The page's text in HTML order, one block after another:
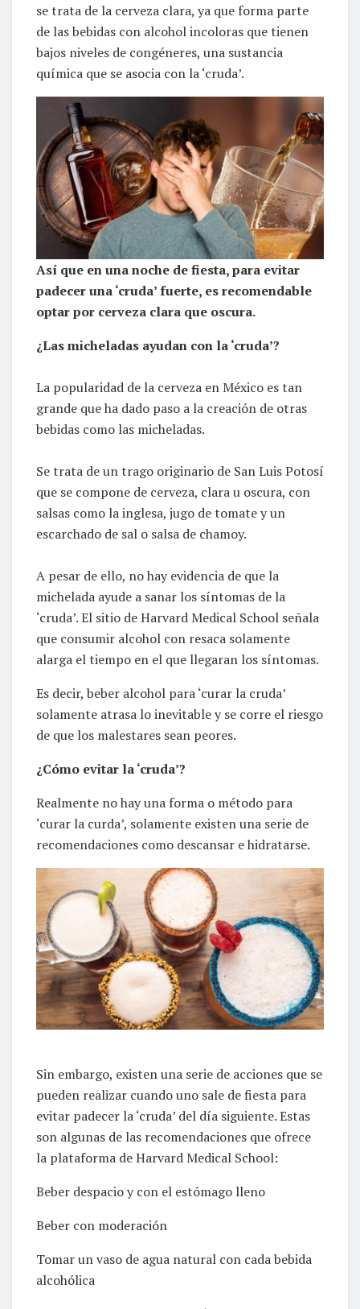
se trata de la cerveza clara, ya que forma parte
de las bebidas con alcohol incoloras que tienen
bajos niveles de congéneres, una sustancia
química que se asocia con la ‘cruda’.
Así que en una noche de fiesta, para evitar
padecer una ‘cruda’ fuerte, es recomendable
optar por cerveza clara que oscura.
¿Las micheladas ayudan con la ‘cruda’?
La popularidad de la cerveza en México es tan
grande que ha dado paso a la creación de otras
bebidas como las micheladas.
Se trata de un trago originario de San Luis Potosí
que se compone de cerveza, clara u oscura, con
salsas como la inglesa, jugo de tomate y un
escarchado de sal o salsa de chamoy.
A pesar de ello, no hay evidencia de que la
michelada ayude a sanar los síntomas de la
‘cruda’. El sitio de Harvard Medical School señala
que consumir alcohol con resaca solamente
alarga el tiempo en el que llegaran los síntomas.
Es decir, beber alcohol para ‘curar la cruda’
solamente atrasa lo inevitable y se corre el riesgo
de que los malestares sean peores.
¿Cómo evitar la ‘cruda’?
Realmente no hay una forma o método para
‘curar la curda’, solamente existen una serie de
recomendaciones como descansar e hidratarse.
Sin embargo, existen una serie de acciones que se
pueden realizar cuando uno sale de fiesta para
evitar padecer la ‘cruda’ del día siguiente. Estas
son algunas de las recomendaciones que ofrece
la plataforma de Harvard Medical School:
Beber despacio y con el estómago lleno
Beber con moderación
Tomar un vaso de agua natural con cada bebida
alcohólica